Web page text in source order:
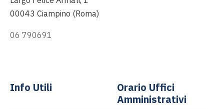
00043 Ciampino (Roma)
06 790691
Info Utili
Orario Uffici
Amministrativi